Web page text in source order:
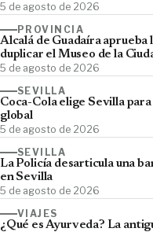
5 de agosto de 2026
PROVINCIA
Alcalá de Guadaíra aprueba
duplicar el Museo de la
5 de agosto de 2026
SEVILLA
Coca-Cola elige Sevilla
global
5 de agosto de 2026
SEVILLA
La Policía desarticula una
en Sevilla
5 de agosto de 2026
VIAJES
¿Qué es Ayurveda? La